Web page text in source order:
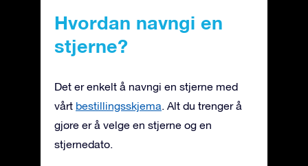
Hvordan navngi en
stjerne?
Det er enkelt å navngi en stjerne med
vårt bestillingsskjema. Alt du trenger å
gjøre er å velge en stjerne og en
stjernedato.